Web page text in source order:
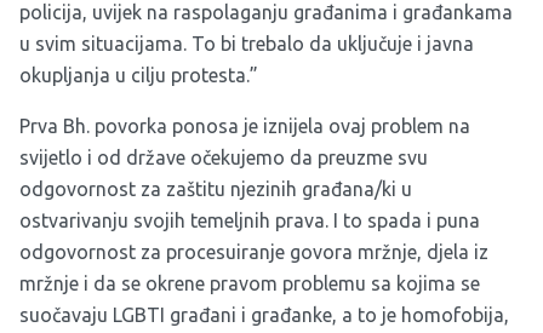
policija, uvijek na raspolaganju građanima i građankama
u svim situacijama. To bi trebalo da uključuje i javna
okupljanja u cilju protesta.”
Prva Bh. povorka ponosa je iznijela ovaj problem na
svijetlo i od države očekujemo da preuzme svu
odgovornost za zaštitu njezinih građana/ki u
ostvarivanju svojih temeljnih prava. I to spada i puna
odgovornost za procesuiranje govora mržnje, djela iz
mržnje i da se okrene pravom problemu sa kojima se
suočavaju LGBTI građani i građanke, a to je homofobija,